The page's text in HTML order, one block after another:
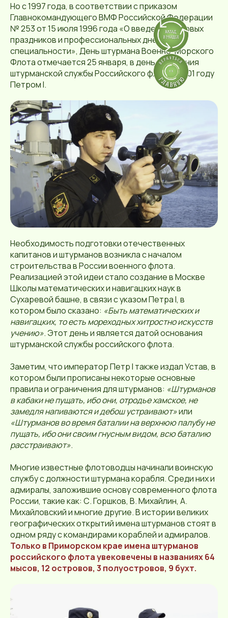
Но с 1997 года, в соответствии с приказом
Главнокомандующего ВМФ Российской Федерации
№ 253 от 15 июля 1996 года «О введении годовых
праздников и профессиональных дней по
специальности», День штурмана Военно-Морского
Флота отмечается 25 января, в день основания
штурманской службы Российского флота в 1701 году
Петром I.
Необходимость подготовки отечественных
капитанов и штурманов возникла с началом
строительства в России военного флота.
Реализацией этой идеи стало создание в Москве
Школы математических и навигацких наук в
Сухаревой башне, в связи с указом Петра I, в
котором было сказано: «Быть математических и
навигацких, то есть мореходных хитростно искусств
учению». Этот день и является датой основания
штурманской службы российского флота.
Заметим, что император Петр I также издал Устав, в
котором были прописаны некоторые основные
правила и ограничения для штурманов: «Штурманов
в кабаки не пущать, ибо они, отродье хамское, не
замедля напиваются и дебош устраивают»или
«Штурманов во время баталии на верхнюю палубу не
пущать, ибо они своим гнусным видом, всю баталию
расстраивают».
Многие известные флотоводцы начинали воинскую
службу с должности штурмана корабля. Среди них и
адмиралы, заложившие основу современного флота
России, такие как: С. Горшков, В. Михайлин, А.
Михайловский и многие другие. В истории великих
географических открытий имена штурманов стоят в
одном ряду с командирами кораблей и адмиралов.
Только в Приморском крае имена штурманов
российского флота увековечены в названиях 64
мысов, 12 островов, 3 полуостровов, 9 бухт.